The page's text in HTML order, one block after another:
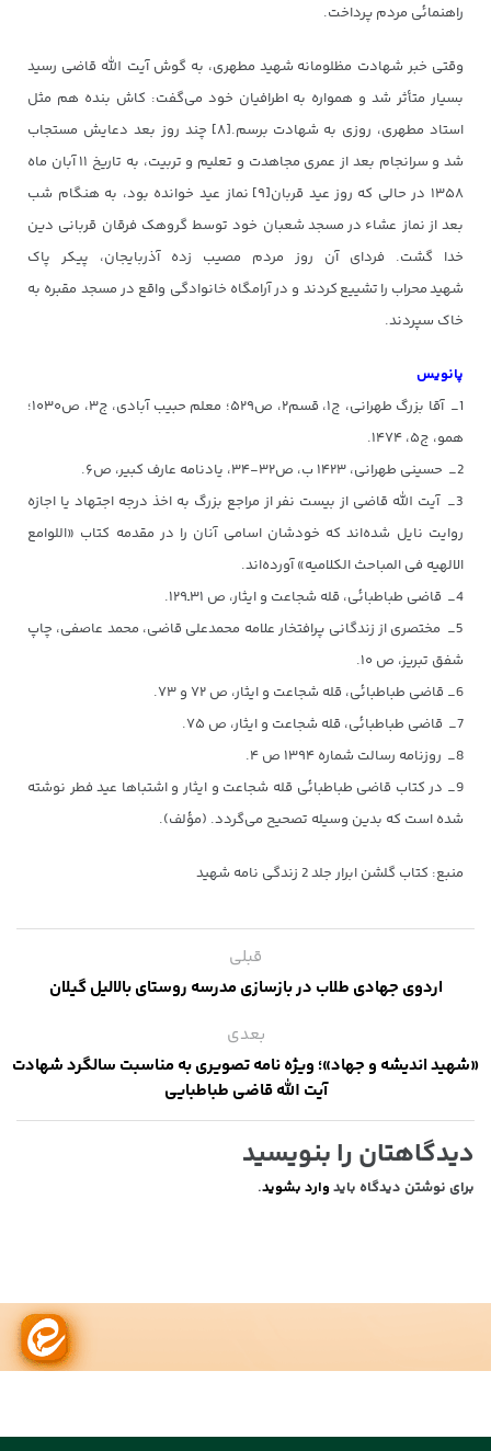
راهنمائی مردم پرداخت.
وقتی خبر شهادت مظلومانه شهید مطهری، به گوش آیت الله قاضی رسید
بسیار متأثر شد و همواره به اطرافیان خود می‌گفت: کاش بنده هم مثل
استاد مطهری، روزی به شهادت برسم.[۸] چند روز بعد دعایش مستجاب
شد و سرانجام بعد از عمری مجاهدت و تعلیم و تربیت، به تاریخ ۱۱ آبان ماه
۱۳۵۸ در حالی که روز عید قربان[۹] نماز عید خوانده بود، به هنگام شب
بعد از نماز عشاء‌ در مسجد شعبان خود توسط گروهک فرقان قربانی دین
خدا گشت. فردای آن روز مردم مصیب زده آذربایجان، پیکر پاک
شهید محراب را تشییع کردند و در آرامگاه خانوادگی واقع در مسجد مقبره به
خاک سپردند.
پانویس
1_ آقا بزرگ طهرانی، ج۱، قسم۲، ص۵۲۹؛ معلم حبیب آبادی، ج۳، ص۱۰۳۰؛
همو، ج۵، ۱۴۷۴.
2_ حسینی طهرانی، ۱۴۲۳ ب، ص۳۲-۳۴، یادنامه عارف کبیر، ص۶.
3_ آیت الله قاضی از بیست نفر از مراجع بزرگ به اخذ درجه اجتهاد یا اجازه
روایت نایل شده‌اند که خودشان اسامی آنان را در مقدمه کتاب «اللوامع
الالهیه فی المباحث الکلامیه» آورده‌اند.
4_ قاضی طباطبائی، قله شجاعت و ایثار، ص ۳۱ـ۱۲۹.
5_ مختصری از زندگانی پرافتخار علامه محمدعلی قاضی، محمد عاصفی، چاپ
شفق تبریز، ص ۱۰.
6_ قاضی طباطبائی، قله شجاعت و ایثار، ص ۷۲ و ۷۳.
7_ قاضی طباطبائی، قله شجاعت و ایثار، ص ۷۵.
8_ روزنامه رسالت شماره ۱۳۹۴ ص ۴.
9_ در کتاب قاضی طباطبائی قله شجاعت و ایثار و اشتباها عید فطر نوشته
شده است که بدین وسیله تصحیح می‌گردد. (مؤلف).
منبع: کتاب گلشن ابرار جلد 2 زندگی نامه شهید
قبلی
اردوی جهادی طلاب در بازسازی مدرسه روستای بالالیل گیلان
بعدی
«شهید اندیشه و جهاد»؛ ویژه نامه تصویری به مناسبت سالگرد شهادت
آیت الله قاضی طباطبایی
دیدگاهتان را بنویسید
برای نوشتن دیدگاه باید وارد بشوید.